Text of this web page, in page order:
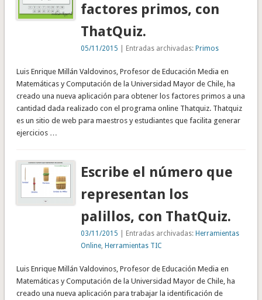
factores primos, con
ThatQuiz.
05/11/2015 | Entradas archivadas:Primos
Luis Enrique Millán Valdovinos, Profesor de Educación Media en
Matemáticas y Computación de la Universidad Mayor de Chile, ha
creado una nueva aplicación para obtener los factores primos a una
cantidad dada realizado con el programa online Thatquiz. Thatquiz
es un sitio de web para maestros y estudiantes que facilita generar
ejercicios …
Escribe el número que
representan los
palillos, con ThatQuiz.
03/11/2015 | Entradas archivadas:Herramientas
Online ,Herramientas TIC
Luis Enrique Millán Valdovinos, Profesor de Educación Media en
Matemáticas y Computación de la Universidad Mayor de Chile, ha
creado una nueva aplicación para trabajar la identificación de